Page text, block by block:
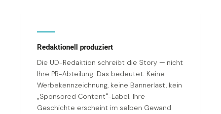
Redaktionell produziert
Die UD-Redaktion schreibt die Story — nicht
Ihre PR-Abteilung. Das bedeutet: Keine
Werbekennzeichnung, keine Bannerlast, kein
„Sponsored Content"-Label. Ihre
Geschichte erscheint im selben Gewand